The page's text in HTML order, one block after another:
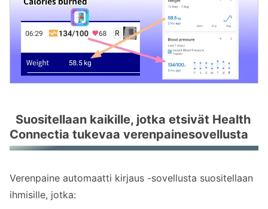
Suositellaan kaikille, jotka etsivät Health
Connectia tukevaa verenpainesovellusta
Verenpaine automaatti kirjaus -sovellusta suositellaan
ihmisille, jotka: